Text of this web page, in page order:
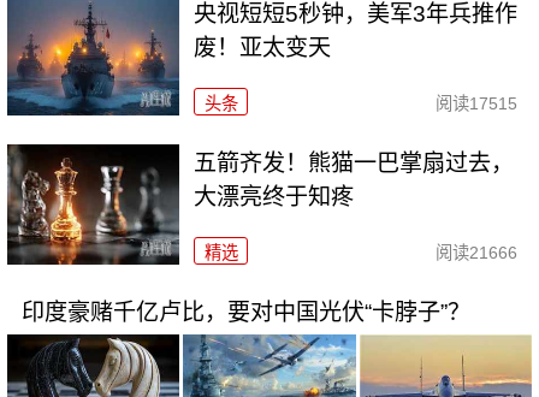
央视短短5秒钟，美军3年兵推作
废！亚太变天
头条 阅读17515
五箭齐发！熊猫一巴掌扇过去，
大漂亮终于知疼
精选 阅读21666
印度豪赌千亿卢比，要对中国光伏“卡脖子”？